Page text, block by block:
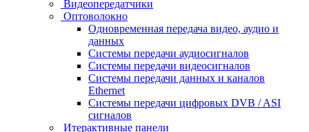
Видеопередатчики
Оптоволокно
Одновременная передача видео, аудио и
данных
Системы передачи аудиосигналов
Системы передачи видеосигналов
Системы передачи данных и каналов
Ethernet
Системы передачи цифровых DVB / ASI
сигналов
Итерактивные панели